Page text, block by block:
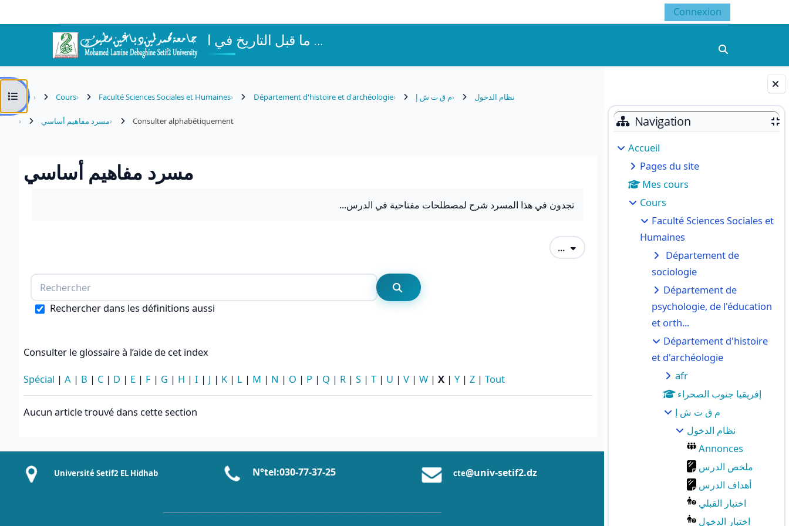
BlocsNavigation
Accueil
Pages du site
Mes cours
Cours
Faculté Sciences Sociales et
Humaines
Département de
sociologie
Département de
psychologie, de l'éducation
et orth...
Département d'histoire
et d'archéologie
afr
إفريقيا جنوب الصحراء
م ق ت ش إ
نظام الدخول
Annonces
ملخص الدرس
أهداف الدرس
اختبار القبلي
اختبار الدخول
Connexion
ما قبل التاريخ في ا ...
Ouvrir l’index du cours
Cours Faculté Sciences Sociales et Humaines Département d'histoire et d'archéologie م ق ت ش إ نظام الدخول
مسرد مفاهيم أساسي Consulter alphabétiquement
مسرد مفاهيم أساسي
تجدون في هذا المسرد شرح لمصطلحات مفتاحية في الدرس...
... Exporter des articles
Rechercher
Rechercher
Rechercher dans les définitions aussi
Consulter le glossaire à l’aide de cet index
Spécial | A | B | C | D | E | F | G | H | I | J | K | L | M | N | O | P | Q | R | S | T | U | V | W | X | Y| Z | Tout
Aucun article trouvé dans cette section
Université Setif2 EL Hidhab N°tel:030-77-37-25 cte@univ-setif2.dz